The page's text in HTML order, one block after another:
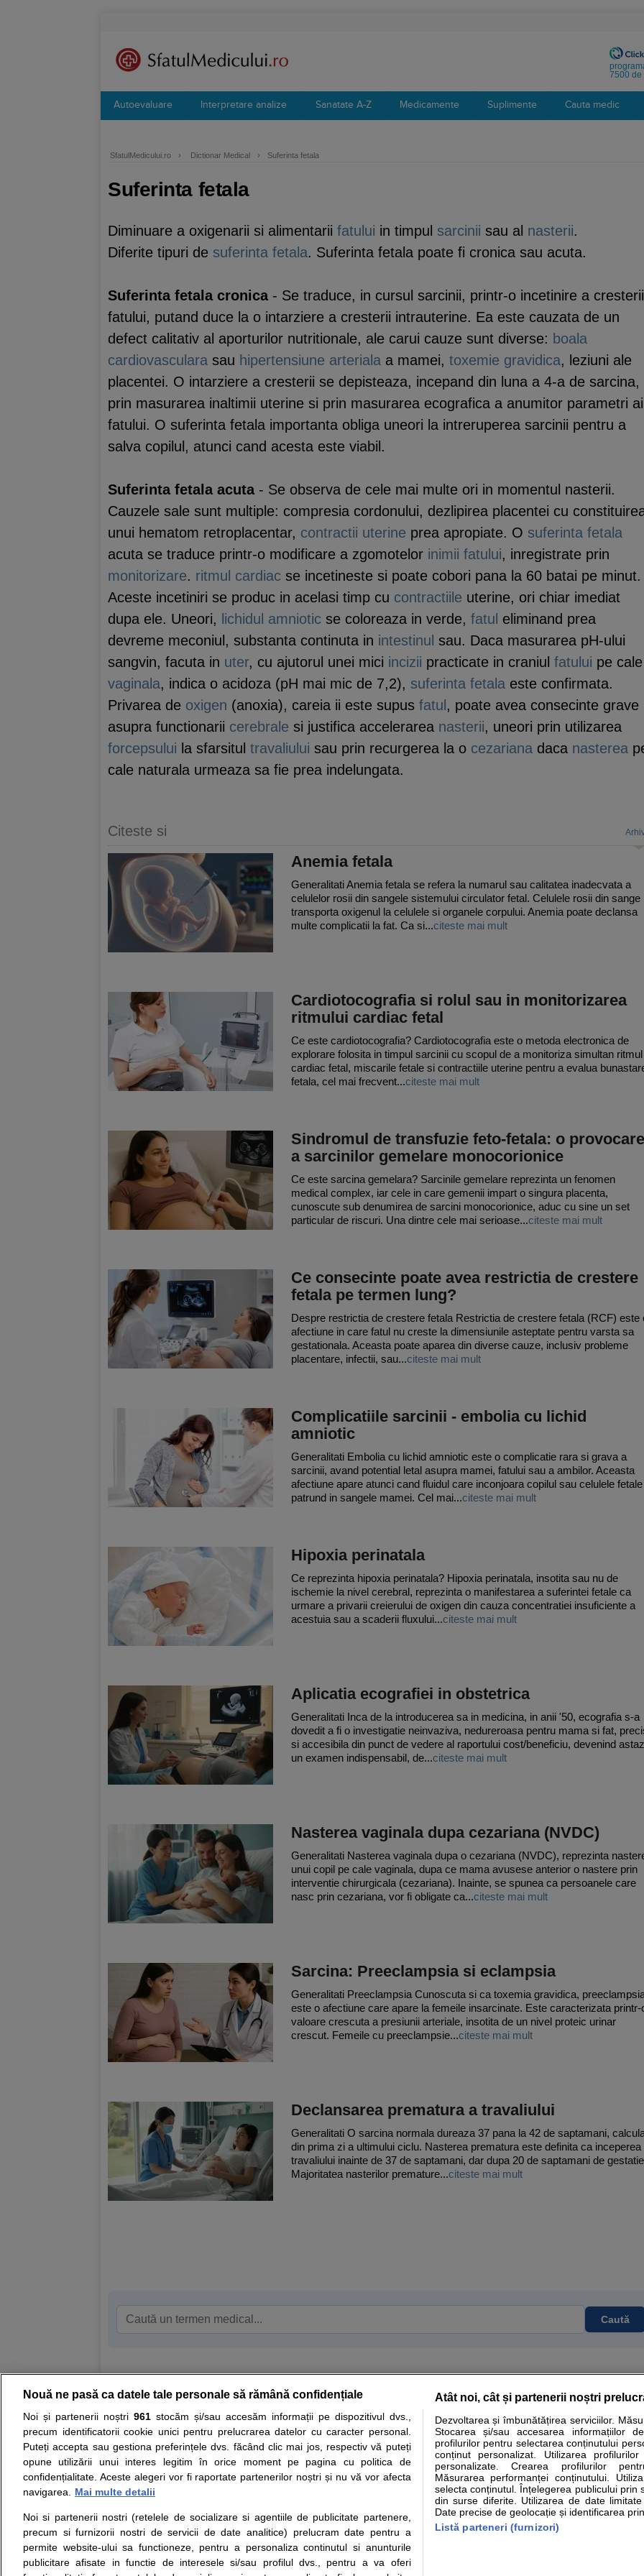
7500 de
Autoevaluare Interpretare analize Sanatate A-Z Medicamente Suplimente Cauta medic
SfatulMedicului.ro › Dictionar Medical › Suferinta fetala
Suferinta fetala
Diminuare a oxigenarii si alimentarii fatului in timpul sarcinii sau al nasterii.
Diferite tipuri de suferinta fetala. Suferinta fetala poate fi cronica sau acuta.
Suferinta fetala cronica- Se traduce, in cursul sarcinii, printr-o incetinire a cresterii
fatului, putand duce la o intarziere a cresterii intrauterine. Ea este cauzata de un
defect calitativ al aporturilor nutritionale, ale carui cauze sunt diverse: boala
cardiovasculara sau hipertensiune arteriala a mamei, toxemie gravidica, leziuni ale
placentei. O intarziere a cresterii se depisteaza, incepand din luna a 4-a de sarcina,
prin masurarea inaltimii uterine si prin masurarea ecografica a anumitor parametri ai
fatului. O suferinta fetala importanta obliga uneori la intreruperea sarcinii pentru a
salva copilul, atunci cand acesta este viabil.
Suferinta fetala acuta- Se observa de cele mai multe ori in momentul nasterii.
Cauzele sale sunt multiple: compresia cordonului, dezlipirea placentei cu
unui hematom retroplacentar, contractii uterine prea apropiate. O suferinta fetala
acuta se traduce printr-o modificare a zgomotelor inimii fatului, inregistrate prin
monitorizare. ritmul cardiac se incetineste si poate cobori pana la 60 batai pe minut.
Aceste incetiniri se produc in acelasi timp cu contractiile uterine, ori chiar imediat
dupa ele. Uneori, lichidul amniotic se coloreaza in verde, fatul eliminand prea
devreme meconiul, substanta continuta in intestinul sau. Daca masurarea pH-ului
sangvin, facuta in uter, cu ajutorul unei mici incizii practicate in craniul fatului pe cale
vaginala, indica o acidoza (pH mai mic de 7,2), suferinta fetala este confirmata.
Privarea de oxigen (anoxia), careia ii este supus fatul , poate avea consecinte grave
asupra functionarii cerebrale si justifica accelerarea nasterii, uneori prin utilizarea
forcepsului la sfarsitul travaliului sau prin recurgerea la o cezariana daca nasterea
cale naturala urmeaza sa fie prea indelungata.
Citeste si
Anemia fetala
Generalitati Anemia fetala se refera la numarul sau calitatea inadecvata a
celulelor rosii din sangele sistemului circulator fetal. Celulele rosii din sange
transporta oxigenul la celulele si organele corpului. Anemia poate declansa
multe complicatii la fat. Ca si...citeste mai mult
Cardiotocografia si rolul sau in monitorizarea
ritmului cardiac fetal
Ce este cardiotocografia? Cardiotocografia este o metoda electronica de
explorare folosita in timpul sarcinii cu scopul de a monitoriza simultan ritmul
cardiac fetal, miscarile fetale si contractiile uterine pentru a evalua
fetala, cel mai frecvent...citeste mai mult
Sindromul de transfuzie feto-fetala: o provocare
a sarcinilor gemelare monocorionice
Ce este sarcina gemelara? Sarcinile gemelare reprezinta un fenomen
medical complex, iar cele in care gemenii impart o singura placenta,
cunoscute sub denumirea de sarcini monocorionice, aduc cu sine un set
particular de riscuri. Una dintre cele mai serioase...citeste mai mult
Ce consecinte poate avea restrictia de crestere
fetala pe termen lung?
Despre restrictia de crestere fetala Restrictia de crestere fetala (RCF) este
afectiune in care fatul nu creste la dimensiunile asteptate pentru varsta sa
gestationala. Aceasta poate aparea din diverse cauze, inclusiv probleme
placentare, infectii, sau...citeste mai mult
Complicatiile sarcinii - embolia cu lichid
amniotic
Generalitati Embolia cu lichid amniotic este o complicatie rara si grava a
sarcinii, avand potential letal asupra mamei, fatului sau a ambilor. Aceasta
afectiune apare atunci cand fluidul care inconjoara copilul sau celulele fetale
patrund in sangele mamei. Cel mai...citeste mai mult
Hipoxia perinatala
Ce reprezinta hipoxia perinatala? Hipoxia perinatala, insotita sau nu de
ischemie la nivel cerebral, reprezinta o manifestarea a suferintei fetale ca
urmare a privarii creierului de oxigen din cauza concentratiei insuficiente a
acestuia sau a scaderii fluxului...citeste mai mult
Aplicatia ecografiei in obstetrica
Generalitati Inca de la introducerea sa in medicina, in anii '50, ecografia s-a
dovedit a fi o investigatie neinvaziva, nedureroasa pentru mama si fat,
si accesibila din punct de vedere al raportului cost/beneficiu, devenind
un examen indispensabil, de...citeste mai mult
Nasterea vaginala dupa cezariana (NVDC)
Generalitati Nasterea vaginala dupa o cezariana (NVDC), reprezinta
unui copil pe cale vaginala, dupa ce mama avusese anterior o nastere prin
interventie chirurgicala (cezariana). Inainte, se spunea ca persoanele care
nasc prin cezariana, vor fi obligate ca...citeste mai mult
Sarcina: Preeclampsia si eclampsia
Generalitati Preeclampsia Cunoscuta si ca toxemia gravidica,
este o afectiune care apare la femeile insarcinate. Este caracterizata printr-
valoare crescuta a presiunii arteriale, insotita de un nivel proteic urinar
crescut. Femeile cu preeclampsie...citeste mai mult
Declansarea prematura a travaliului
Generalitati O sarcina normala dureaza 37 pana la 42 de saptamani,
din prima zi a ultimului ciclu. Nasterea prematura este definita ca inceperea
travaliului inainte de 37 de saptamani, dar dupa 20 de saptamani de
Majoritatea nasterilor premature...citeste mai mult
Caută
Resurse: Autoevaluare simptome Interpretare analize Specialitati medicale
Opiniile avizate ale medicilor, sfaturile si orice alte informatii despre sanatate disponibile pe sfatulmedicului.ro au scop informativ si
nici diagnosticul stabilit in urma investigatiilor si analizelor medicale. Va sfatuim, ca pe langa informatia primita pe sfatulmedicului.ro
ii punem la dispozitie pentru programare in sistemul de programari la medic Clickmed.
Despre noi
Contact
Intrebari frecvente
Consultanti
Termeni si conditii
Politica de
confidentialitate
Politica de cookie
Drepturile consumatorului
Protectia consumatorilor -
ANPC
Solutionarea Alternativa a
Litigiilor
Parteneri
Inscriere clinica
Nouă ne pasă ca datele tale personale să rămână confidențiale
Noi și partenerii noștri 961stocăm și/sau accesăm informații pe dispozitivul dvs.,
precum identificatorii cookie unici pentru prelucrarea datelor cu caracter personal.
Puteți accepta sau gestiona preferințele dvs. făcând clic mai jos, respectiv vă puteți
opune utilizării unui interes legitim în orice moment pe pagina cu politica de
confidențialitate. Aceste alegeri vor fi raportate partenerilor noștri și nu vă vor afecta
navigarea.
Mai multe detalii
Noi si partenerii nostri (retelele de socializare si agentiile de publicitate partenere,
precum si furnizorii nostri de servicii de date analitice) prelucram date pentru a
permite website-ului sa functioneze, pentru a personaliza continutul si anunturile
publicitare afisate in functie de interesele si/sau profilul dvs., pentru a va oferi
Atât noi, cât și partenerii noștri
Dezvoltarea și îmbunătățirea serviciilor.
Stocarea și/sau accesarea informațiilor
profilurilor pentru selectarea conținutului
conținut personalizat. Utilizarea
personalizate. Crearea profilurilor
Măsurarea performanței conținutului.
selecta conținutul. Înțelegerea publicului prin
din surse diferite. Utilizarea de date
Date precise de geolocație și identificarea
Listă parteneri (furnizori)